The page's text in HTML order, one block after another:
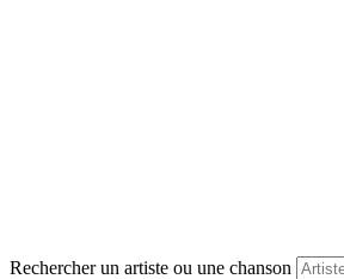
Rechercher un artiste ou une chanson